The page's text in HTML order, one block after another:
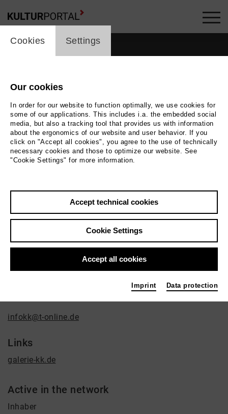
Overview
Gallery
infokk@t-online.de
Links
galerie-kk.de
Active in the network
Inhaber
cookie_layer
Cookies Settings
Our cookies
In order for our website to function optimally, we use cookies for
some of our applications. This includes i.a. the embedded social
media, but also a tracking tool that provides us with information
about the ergonomics of our website and user behavior. If you
click on "Accept all cookies", you agree to the use of technically
necessary cookies and those to optimize our website. See
"Cookie Settings" for more information.
Accept technical cookies
Cookie Settings
Accept all cookies
Imprint Data protection